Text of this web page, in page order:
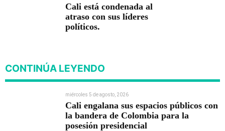
Cali está condenada al
atraso con sus líderes
políticos.
CONTINÚA LEYENDO
miércoles 5 de agosto, 2026
Cali engalana sus espacios públicos con
la bandera de Colombia para la
posesión presidencial